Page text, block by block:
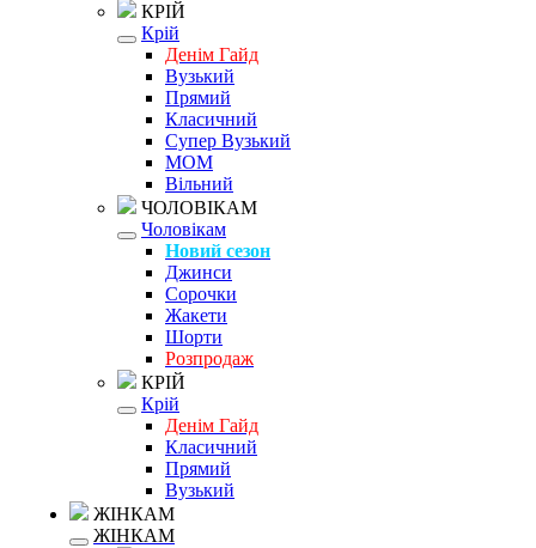
КРІЙ
Крій
Денім Гайд
Вузький
Прямий
Класичний
Супер Вузький
MOM
Вільний
ЧОЛОВІКАМ
Чоловікам
Новий сезон
Джинси
Сорочки
Жакети
Шорти
Розпродаж
КРІЙ
Крій
Денім Гайд
Класичний
Прямий
Вузький
ЖІНКАМ
ЖІНКАМ